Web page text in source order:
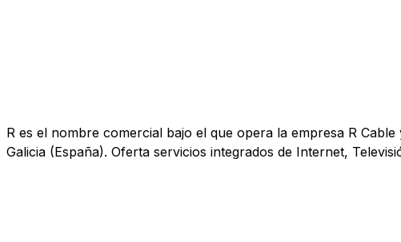
R es el nombre comercial bajo el que opera la empresa R
Galicia (España). Oferta servicios integrados de Internet,